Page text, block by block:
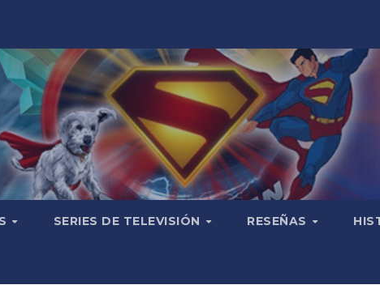
SERIES DE TELEVISIÓN RESEÑAS